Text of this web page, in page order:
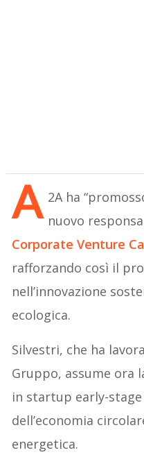
A 2A ha
nuovo
Corporate Venture
rafforzando così il
nell’innovazione
ecologica.
Silvestri, che ha
Gruppo, assume ora
in startup early-
dell’economia
energetica.